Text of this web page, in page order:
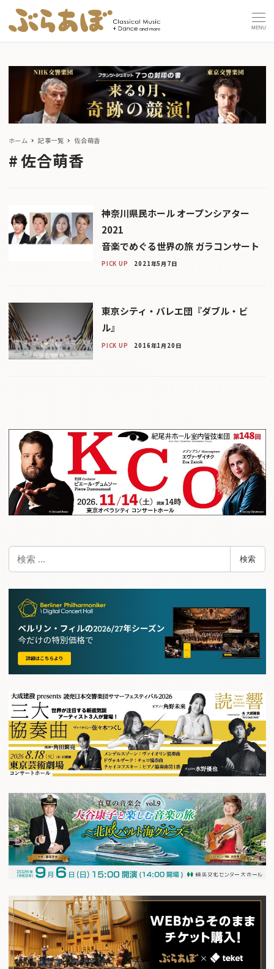
MENU
ホーム 記事一覧 佐合萌香
佐合萌香
神奈川県民ホール オープンシアター
2021
音楽でめぐる世界の旅 ガラコンサート
PICK UP 2021年5月7日
東京シティ・バレエ団『ダブル・ビ
ル』
PICK UP 2016年1月20日
検索